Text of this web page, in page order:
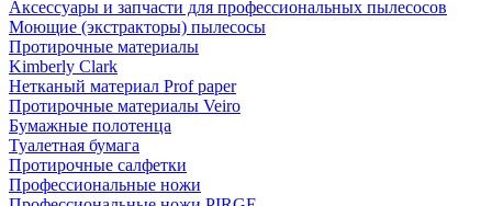
Аксессуары и запчасти для профессиональных пылесосов
Моющие (экстракторы) пылесосы
Протирочные материалы
Kimberly Clark
Нетканый материал Prof paper
Протирочные материалы Veiro
Бумажные полотенца
Туалетная бумага
Протирочные салфетки
Профессиональные ножи